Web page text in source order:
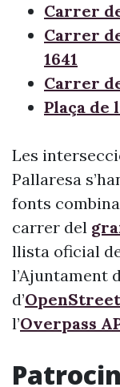
Carrer
Carrer
1641
Carrer
Plaça de
Les
Pallaresa
fonts
carrer del
llista oficial
l’Ajuntament
d’
l’Overpass